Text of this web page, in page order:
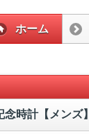
ホーム
時計【メンズ】